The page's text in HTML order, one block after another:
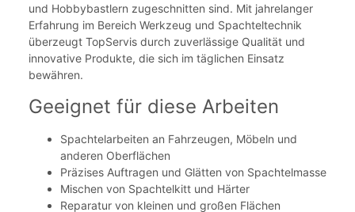
und Hobbybastlern zugeschnitten sind. Mit jahrelanger
Erfahrung im Bereich Werkzeug und Spachteltechnik
überzeugt TopServis durch zuverlässige Qualität und
innovative Produkte, die sich im täglichen Einsatz
bewähren.
Geeignet für diese Arbeiten
Spachtelarbeiten an Fahrzeugen, Möbeln und
anderen Oberflächen
Präzises Auftragen und Glätten von Spachtelmasse
Mischen von Spachtelkitt und Härter
Reparatur von kleinen und großen Flächen